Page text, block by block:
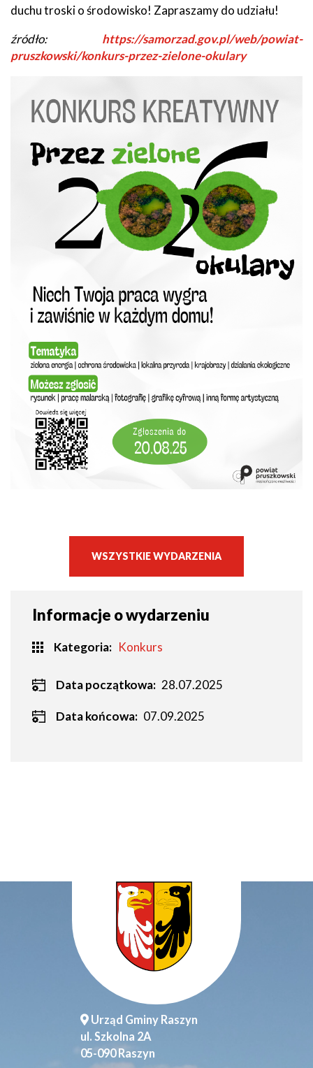
duchu troski o środowisko! Zapraszamy do udziału!
źródło: https://samorzad.gov.pl/web/powiat-
pruszkowski/konkurs-przez-zielone-okulary
WSZYSTKIE WYDARZENIA
Informacje o wydarzeniu
Kategoria Konkurs
Data początkowa: 28.07.2025
Data końcowa: 07.09.2025
Urząd Gminy Raszyn
ul. Szkolna 2A
05-090 Raszyn